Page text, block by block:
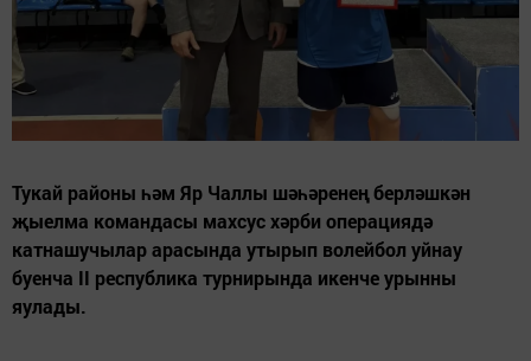
Тукай районы һәм Яр Чаллы шәһәренең берләшкән
җыелма командасы махсус хәрби операциядә
катнашучылар арасында утырып волейбол уйнау
буенча II республика турнирында икенче урынны
яулады.